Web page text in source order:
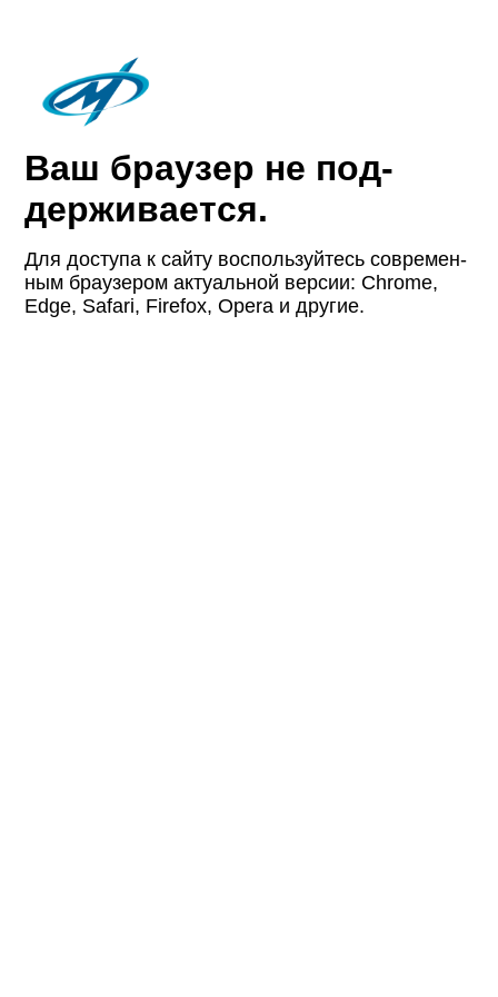
Ваш браузер не под­
держи­вается.
Для доступа к сайту восполь­зуйтесь совре­мен­
ным браузером актуаль­ной версии: Chrome,
Edge, Safari, Firefox, Opera и другие.